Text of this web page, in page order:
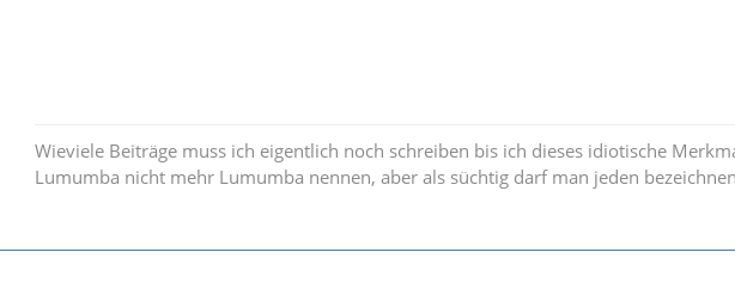
Wieviele Beiträge muss ich eigentlich noch schreiben bis ich dieses idiotische
Lumumba nicht mehr Lumumba nennen, aber als süchtig darf man jeden